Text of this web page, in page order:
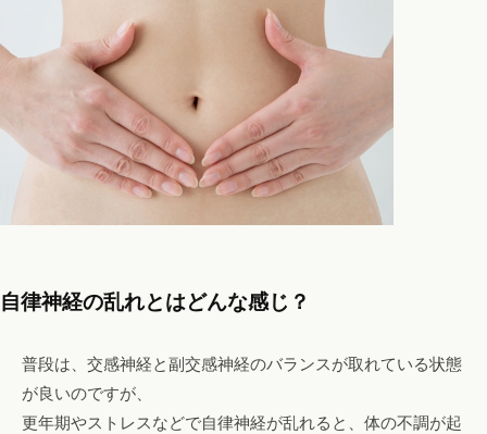
自律神経の乱れとはどんな感じ？
普段は、交感神経と副交感神経のバランスが取れている状態
が良いのですが、
更年期やストレスなどで自律神経が乱れると、体の不調が起